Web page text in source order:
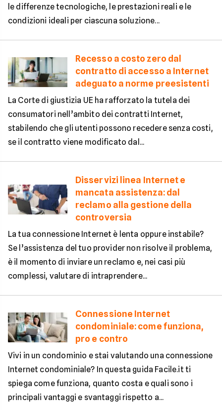
le differenze tecnologiche, le prestazioni reali e le
condizioni ideali per ciascuna soluzione...
Recesso a costo zero dal
contratto di accesso a Internet
adeguato a norme preesistenti
La Corte di giustizia UE ha rafforzato la tutela dei
consumatori nell’ambito dei contratti Internet,
stabilendo che gli utenti possono recedere senza costi,
se il contratto viene modificato dal...
Disservizi linea Internet e
mancata assistenza: dal
reclamo alla gestione della
controversia
La tua connessione Internet è lenta oppure instabile?
Se l’assistenza del tuo provider non risolve il problema,
è il momento di inviare un reclamo e, nei casi più
complessi, valutare di intraprendere...
Connessione Internet
condominiale: come funziona,
pro e contro
Vivi in un condominio e stai valutando una connessione
Internet condominiale? In questa guida Facile.it ti
spiega come funziona, quanto costa e quali sono i
principali vantaggi e svantaggi rispetto a...